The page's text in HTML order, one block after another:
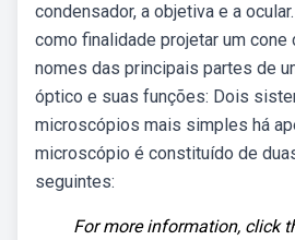
condensador, a objetiva e a
como finalidade projetar um
nomes das principais partes de
óptico e suas funções: Dois
microscópios mais simples há
microscópio é constituído de
seguintes:
For more information, click